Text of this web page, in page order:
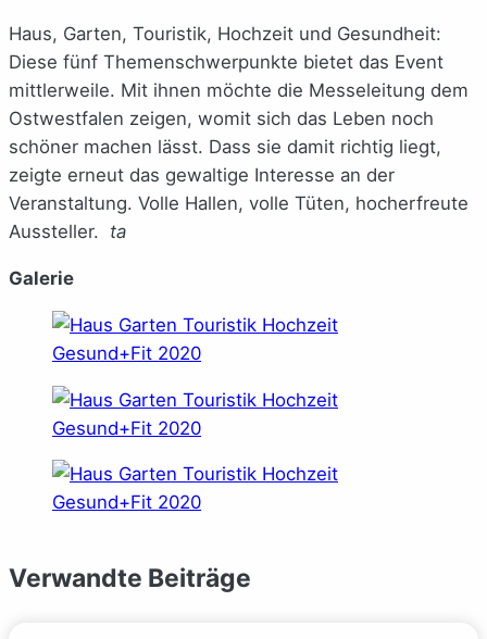
Haus, Garten, Touristik, Hochzeit und Gesundheit:
Diese fünf Themenschwerpunkte bietet das Event
mittlerweile. Mit ihnen möchte die Messeleitung dem
Ostwestfalen zeigen, womit sich das Leben noch
schöner machen lässt. Dass sie damit richtig liegt,
zeigte erneut das gewaltige Interesse an der
Veranstaltung. Volle Hallen, volle Tüten, hocherfreute
Aussteller. ta
Galerie
Verwandte Beiträge